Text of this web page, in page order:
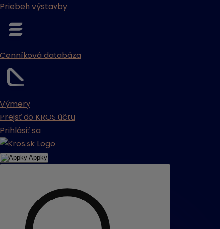
Priebeh výstavby
Cenníková databáza
Výmery
Prejsť do KROS účtu
Prihlásiť sa
Appky